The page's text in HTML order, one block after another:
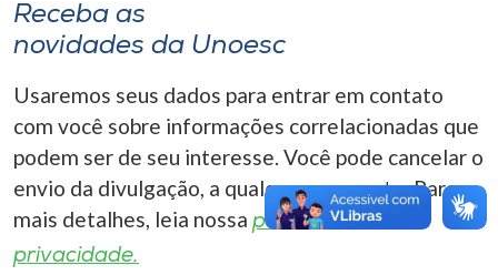
A-
Receba as
novidades da Unoesc
Usaremos seus dados para entrar em contato
com você sobre informações correlacionadas que
podem ser de seu interesse. Você pode cancelar o
envio da divulgação, a qualquer momento. Para
mais detalhes, leia nossa política de
privacidade.